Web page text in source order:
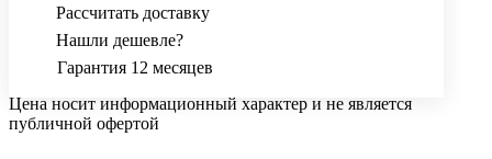
Рассчитать доставку
Нашли дешевле?
Гарантия 12 месяцев
Цена носит информационный характер и не является
публичной офертой